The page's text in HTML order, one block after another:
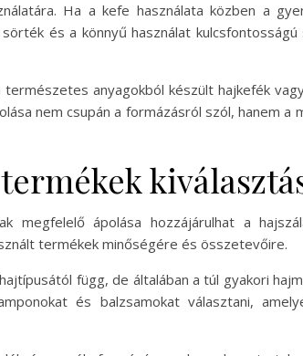
Ha a kefe használata közben a
és a könnyű használat
anyagokból készült hajkefék
nem csupán a formázásról szól, hanem a
megfelelő ápolása hozzájárulhat a
termékek minőségére és összetevőire.
függ, de általában a túl gyakori
és balzsamokat választani,